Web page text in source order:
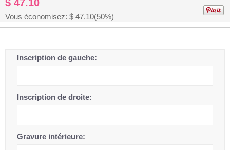
$ 47.10
Vous économisez: $ 47.10(50%)
Inscription de gauche:
Inscription de droite:
Gravure intérieure: